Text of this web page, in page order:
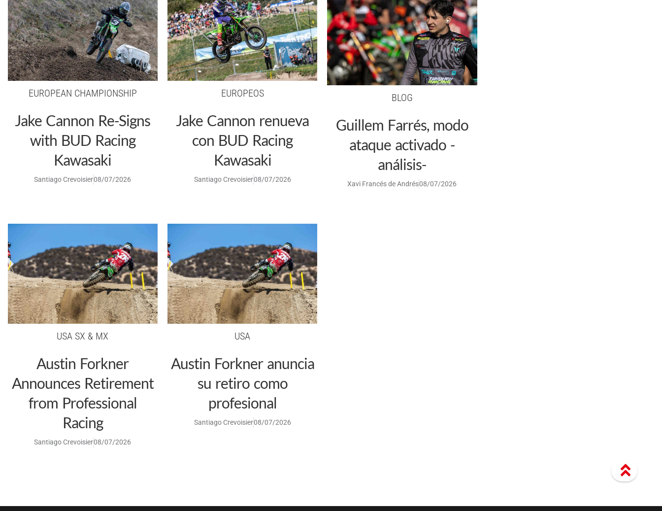
EUROPEAN CHAMPIONSHIP
Jake Cannon Re-Signs
with BUD Racing
Kawasaki
Santiago Crevoisier08/07/2026
EUROPEOS
Jake Cannon renueva
con BUD Racing
Kawasaki
Santiago Crevoisier08/07/2026
BLOG
Guillem Farrés, modo
ataque activado -
análisis-
Xavi Francés de Andrés08/07/2026
USA SX & MX
Austin Forkner
Announces Retirement
from Professional
Racing
Santiago Crevoisier08/07/2026
USA
Austin Forkner anuncia
su retiro como
profesional
Santiago Crevoisier08/07/2026